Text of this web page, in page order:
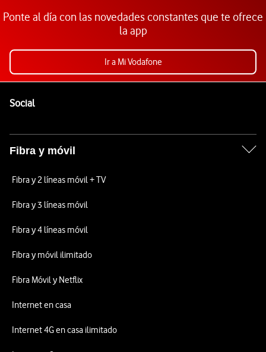
Ponte al día con las novedades constantes que te ofrece
la app
Ir a Mi Vodafone
SocialEnlaces a las redes sociales de Vodafone
Fibra y móvil
Fibra y 2 líneas móvil + TV
Fibra y 3 líneas móvil
Fibra y 4 líneas móvil
Fibra y móvil ilimitado
Fibra Móvil y Netflix
Internet en casa
Internet 4G en casa ilimitado